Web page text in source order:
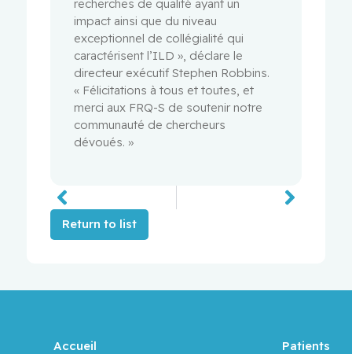
recherches de qualité ayant un
impact ainsi que du niveau
exceptionnel de collégialité qui
caractérisent l’ILD », déclare le
directeur exécutif Stephen Robbins.
« Félicitations à tous et toutes, et
merci aux FRQ-S de soutenir notre
communauté de chercheurs
dévoués. »
Return to list
Accueil
Patients